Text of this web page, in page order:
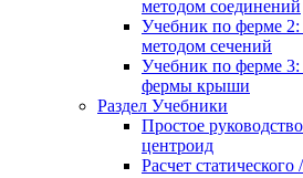
методом соединений
Учебник по ферме 2:
методом сечений
Учебник по ферме
фермы крыши
Раздел Учебники
Простое
центроид
Расчет